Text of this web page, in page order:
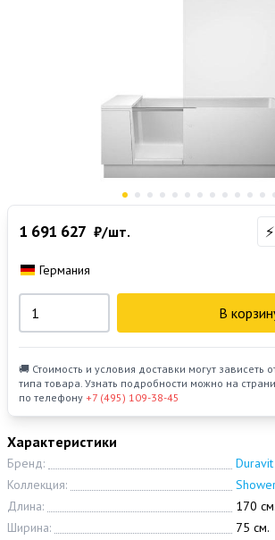
Характеристики
Бренд:
Duravit
Коллекция:
Длина:
170 см.
Ширина:
75 см.
1 691 627 ₽/шт.
Германия
В
🚚 Стоимость и условия доставки могут зависеть
типа товара. Узнать подробности можно на
по телефону +7 (495) 109-38-45